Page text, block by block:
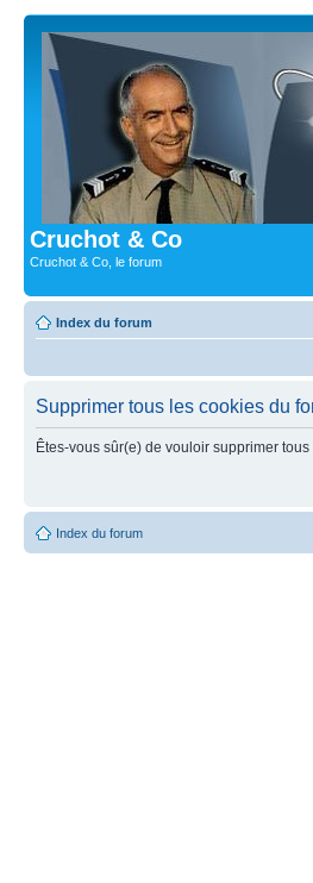
Cruchot & Co
Cruchot & Co, le forum
Index du forum
Supprimer tous les cookies du
Êtes-vous sûr(e) de vouloir supprimer
Index du forum